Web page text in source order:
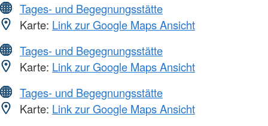
Tages- und Begegnungsstätte
Karte: Link zur Google Maps Ansicht
Tages- und Begegnungsstätte
Karte: Link zur Google Maps Ansicht
Tages- und Begegnungsstätte
Karte: Link zur Google Maps Ansicht